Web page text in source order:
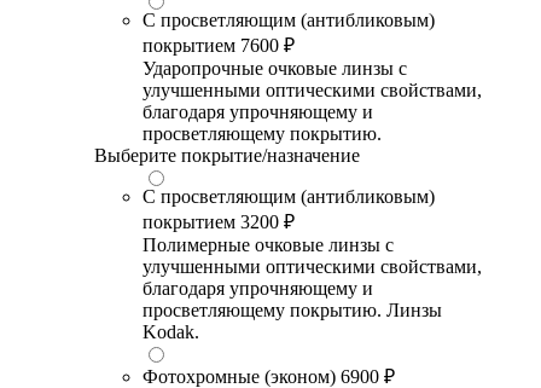
С просветляющим (антибликовым)
покрытием 7600 ₽
Ударопрочные очковые линзы с
улучшенными оптическими свойствами,
благодаря упрочняющему и
просветляющему покрытию.
Выберите покрытие/назначение
С просветляющим (антибликовым)
покрытием 3200 ₽
Полимерные очковые линзы с
улучшенными оптическими свойствами,
благодаря упрочняющему и
просветляющему покрытию. Линзы
Kodak.
Фотохромные (эконом) 6900 ₽